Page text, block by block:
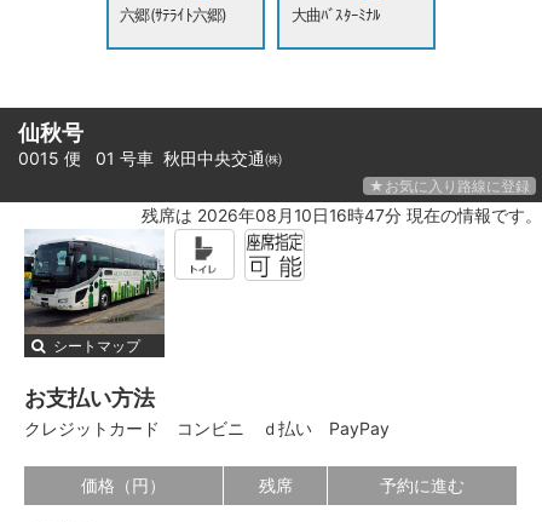
六郷(ｻﾃﾗｲﾄ六郷)
大曲ﾊﾞｽﾀｰﾐﾅﾙ
仙秋号
0015 便 01 号車 秋田中央交通㈱
★お気に入り路線に登録
残席は 2026年08月10日16時47分 現在の情報です。
シートマップ
お支払い方法
クレジットカード コンビニ ｄ払い PayPay
価格（円） 残席 予約に進む